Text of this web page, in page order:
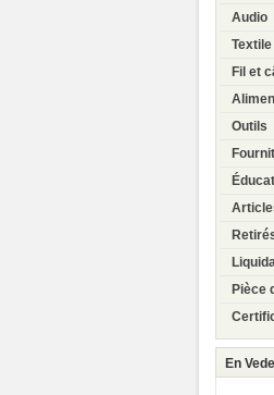
Audio
Fil et
Outils
Pièce
En